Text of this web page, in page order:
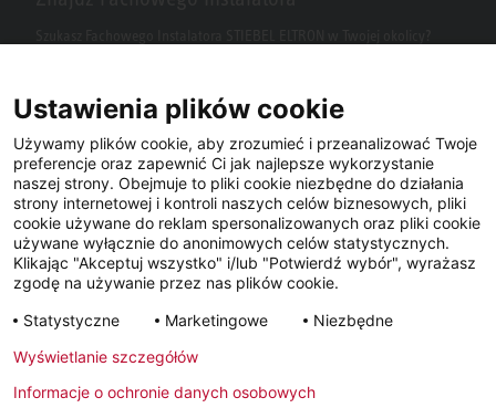
Facebook YouTube LinkedIn
Instagram
Ustawienia plików cookie
Używamy plików cookie, aby zrozumieć i przeanalizować Twoje
preferencje oraz zapewnić Ci jak najlepsze wykorzystanie
naszej strony. Obejmuje to pliki cookie niezbędne do działania
strony internetowej i kontroli naszych celów biznesowych, pliki
cookie używane do reklam spersonalizowanych oraz pliki cookie
używane wyłącznie do anonimowych celów statystycznych.
Klikając "Akceptuj wszystko" i/lub "Potwierdź wybór", wyrażasz
zgodę na używanie przez nas plików cookie.
Statystyczne
Marketingowe
Niezbędne
Wyświetlanie szczegółów
Informacje o ochronie danych osobowych